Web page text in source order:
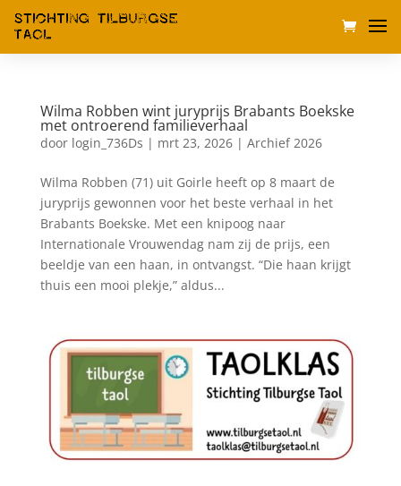
Wilma Robben wint juryprijs Brabants Boekske
met ontroerend familieverhaal
door login_736Ds | mrt 23, 2026| Archief 2026
Wilma Robben (71) uit Goirle heeft op 8 maart de
juryprijs gewonnen voor het beste verhaal in het
Brabants Boekske. Met een knipoog naar
Internationale Vrouwendag nam zij de prijs, een
beeldje van een haan, in ontvangst. “Die haan krijgt
thuis een mooi plekje,” aldus...